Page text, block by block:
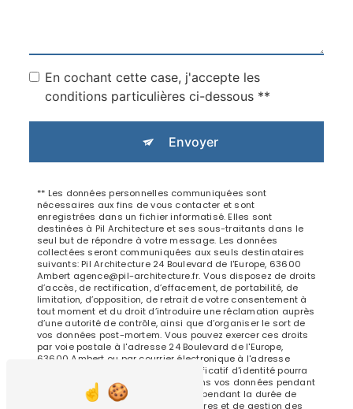
En cochant cette case, j'accepte les
conditions particulières ci-dessous **
Envoyer
** Les données personnelles communiquées sont
nécessaires aux fins de vous contacter et sont
enregistrées dans un fichier informatisé. Elles sont
destinées à Pil Architecture et ses sous-traitants dans le
seul but de répondre à votre message. Les données
collectées seront communiquées aux seuls destinataires
suivants: Pil Architecture 24 Boulevard de l'Europe, 63600
Ambert agence@pil-architecture.fr. Vous disposez de droits
d’accès, de rectification, d’effacement, de portabilité, de
limitation, d’opposition, de retrait de votre consentement à
tout moment et du droit d’introduire une réclamation auprès
d’une autorité de contrôle, ainsi que d’organiser le sort de
vos données post-mortem. Vous pouvez exercer ces droits
par voie postale à l'adresse 24 Boulevard de l'Europe,
63600 Ambert ou par courrier électronique à l'adresse
agence@pil-architecture.fr. Un justificatif d'identité pourra
vous être demandé. Nous conservons vos données pendant
la période de prise de contact puis pendant la durée de
prescription légale aux fins probatoires et de gestion des